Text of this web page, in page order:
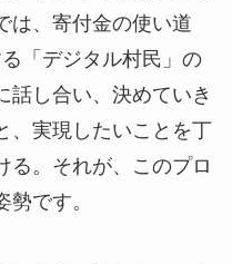
は、寄付金の使い道
「デジタル村民」の
話し合い、決めていき
、実現したいことを丁
る。それが、このプロ
です。